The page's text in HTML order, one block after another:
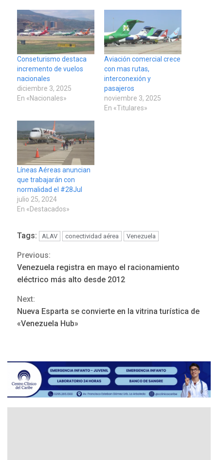
Conseturismo destaca
incremento de vuelos
nacionales
diciembre 3, 2025
En «Nacionales»
Aviación comercial crece
con mas rutas,
interconexión y
pasajeros
noviembre 3, 2025
En «Titulares»
Líneas Aéreas anuncian
que trabajarán con
normalidad el #28Jul
julio 25, 2024
En «Destacados»
Tags: ALAV conectividad aérea Venezuela
Continue
Reading
Previous:
Venezuela registra en mayo el racionamiento
eléctrico más alto desde 2012
Next:
Nueva Esparta se convierte en la vitrina turística de
«Venezuela Hub»
3
POLÍTICA
TITULARES
ÚLTIMA HORA
diálogo en Venezuela
4
nueva mesa de diálogo
INTERNACIONALES ÚLTIMA HORA